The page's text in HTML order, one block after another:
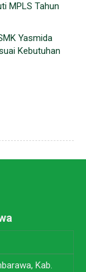
MPLS Tahun
Yasmida
Kebutuhan
Kab.